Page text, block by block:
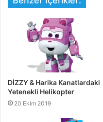
DİZZY & Harika Kanatlardaki
Yetenekli Helikopter
20 Ekim 2019